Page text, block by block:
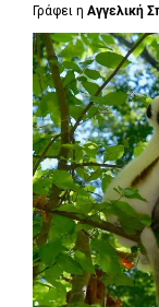
Γράφει η Αγγελική